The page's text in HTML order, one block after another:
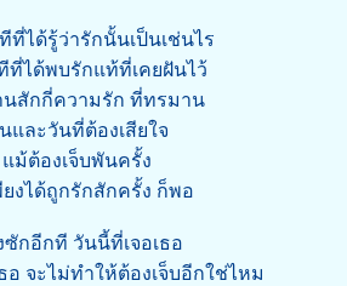
ที่ได้รู้ว่ารักนั้นเป็นเช่นไร
ที่ได้พบรักแท้ที่เคยฝันไว้
นสักกี่ความรัก ที่ทรมาน
และวันที่ต้องเสียใจ
แม้ต้องเจ็บพันครั้ง
ยงได้ถูกรักสักครั้ง ก็พอ
ซักอีกที วันนี้ที่เจอเธอ
อ จะไม่ทำให้ต้องเจ็บอีกใช่ไหม